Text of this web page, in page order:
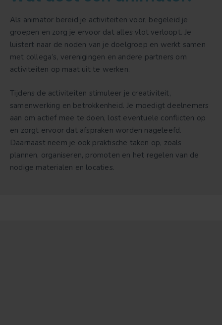
Als animator bereid je activiteiten voor, begeleid je
groepen en zorg je ervoor dat alles vlot verloopt. Je
luistert naar de noden van je doelgroep en werkt samen
met collega’s, verenigingen en andere partners om
activiteiten op maat uit te werken.
Tijdens de activiteiten stimuleer je creativiteit,
samenwerking en betrokkenheid. Je moedigt deelnemers
aan om actief mee te doen, lost eventuele conflicten op
en zorgt ervoor dat afspraken worden nageleefd.
Daarnaast neem je ook praktische taken op, zoals
plannen, organiseren, promoten en het regelen van de
nodige materialen en locaties.